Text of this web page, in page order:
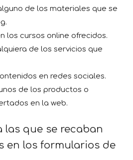
de los materiales que se
los cursos online ofrecidos.
de los servicios que
en redes sociales.
de los productos o
en la web.
las que se recaban
en los formularios de